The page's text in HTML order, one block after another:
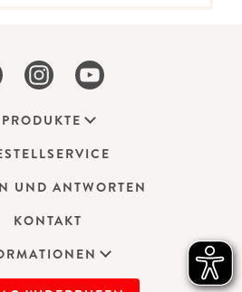
PRODUKTE
UND ANTWORTEN
KONTAKT